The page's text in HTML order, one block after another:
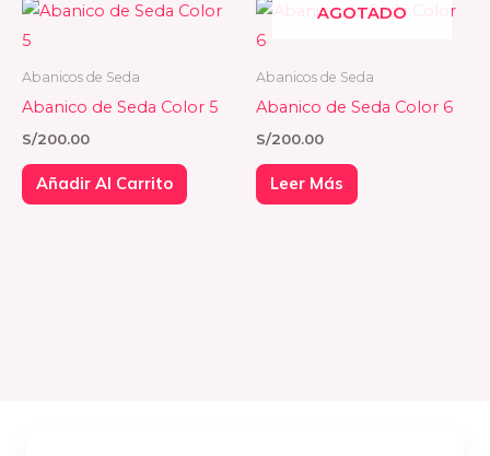
Abanicos de Seda
Abanico de Seda Color 5
S/200.00
Añadir Al Carrito
AGOTADO
Abanicos de Seda
Abanico de Seda Color 6
S/200.00
Leer Más